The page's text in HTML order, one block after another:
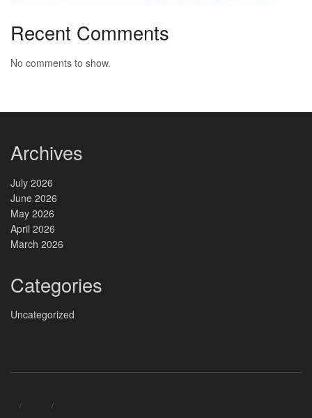
Recent Comments
No comments to show.
Archives
July 2026
June 2026
May 2026
April 2026
March 2026
Categories
Uncategorized